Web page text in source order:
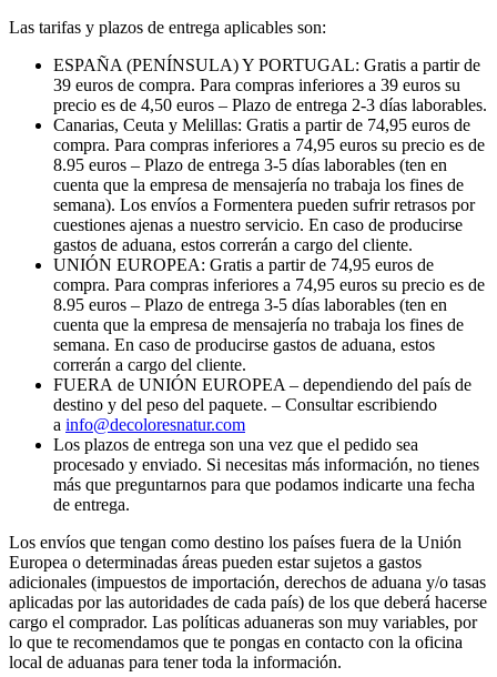
Las tarifas y plazos de entrega aplicables son:
ESPAÑA (PENÍNSULA) Y PORTUGAL: Gratis a partir de
39 euros de compra. Para compras inferiores a 39 euros su
precio es de 4,50 euros – Plazo de entrega 2-3 días laborables.
Canarias, Ceuta y Melillas: Gratis a partir de 74,95 euros de
compra. Para compras inferiores a 74,95 euros su precio es de
8.95 euros – Plazo de entrega 3-5 días laborables (ten en
cuenta que la empresa de mensajería no trabaja los fines de
semana). Los envíos a Formentera pueden sufrir retrasos por
cuestiones ajenas a nuestro servicio. En caso de producirse
gastos de aduana, estos correrán a cargo del cliente.
UNIÓN EUROPEA: Gratis a partir de 74,95 euros de
compra. Para compras inferiores a 74,95 euros su precio es de
8.95 euros – Plazo de entrega 3-5 días laborables (ten en
cuenta que la empresa de mensajería no trabaja los fines de
semana. En caso de producirse gastos de aduana, estos
correrán a cargo del cliente.
FUERA de UNIÓN EUROPEA – dependiendo del país de
destino y del peso del paquete. – Consultar escribiendo
a info@decoloresnatur.com
Los plazos de entrega son una vez que el pedido sea
procesado y enviado. Si necesitas más información, no tienes
más que preguntarnos para que podamos indicarte una fecha
de entrega.
Los envíos que tengan como destino los países fuera de la Unión
Europea o determinadas áreas pueden estar sujetos a gastos
adicionales (impuestos de importación, derechos de aduana y/o tasas
aplicadas por las autoridades de cada país) de los que deberá hacerse
cargo el comprador. Las políticas aduaneras son muy variables, por
lo que te recomendamos que te pongas en contacto con la oficina
local de aduanas para tener toda la información.